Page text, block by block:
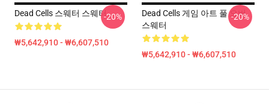
Dead Cells 스웨터 스웨터
₩5,642,910 - ₩6,607,510
-20%
Dead Cells 게임 아트 풀 오버
스웨터
₩5,642,910 - ₩6,607,510
-20%